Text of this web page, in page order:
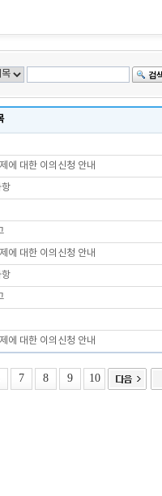
에 대한 이의신청 안내
항
에 대한 이의신청 안내
항
에 대한 이의신청 안내
7 8 9 10